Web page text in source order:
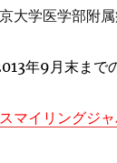
京大学医学部
年9月末まで
スマイリングジ